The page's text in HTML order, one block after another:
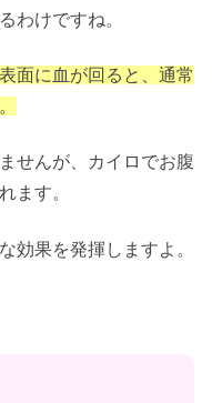
わけですね。
面に血が回ると、通常
せんが、カイロでお腹
ます。
効果を発揮しますよ。